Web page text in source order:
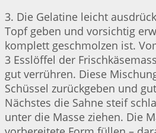
3. Die Gelatine leicht
Topf geben und vorsichtig
komplett geschmolzen ist.
3 Esslöffel der
gut verrühren. Diese
Schüssel zurückgeben und
Nächstes die Sahne steif
unter die Masse ziehen. Die